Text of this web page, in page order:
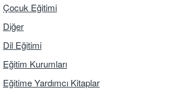
Çocuk Eğitimi
Diğer
Dil Eğitimi
Eğitim Kurumları
Eğitime Yardımcı Kitaplar